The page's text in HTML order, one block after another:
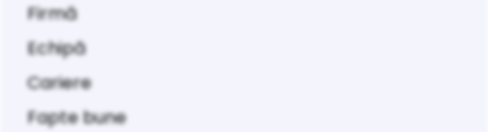
Firmă
Echipă
Cariere
Fapte bune